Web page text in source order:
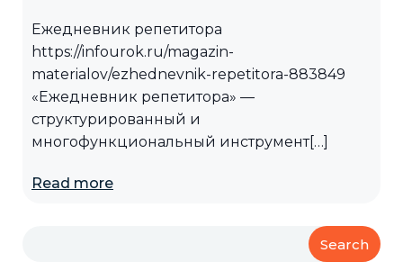
Ежедневник репетитора
https://infourok.ru/magazin-
materialov/ezhednevnik-repetitora-883849
«Ежедневник репетитора» —
структурированный и
многофункциональный инструмент[…]
Read more
Search